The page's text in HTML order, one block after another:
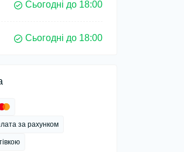
Сьогодні до 18:00
Сьогодні до 18:00
за рахунком